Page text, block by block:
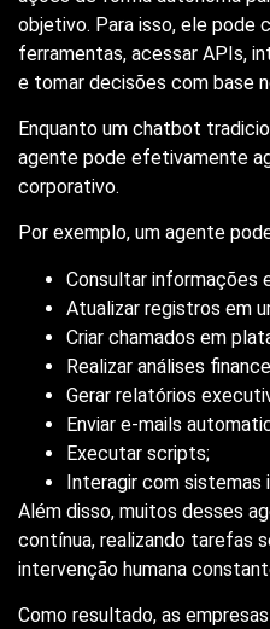
objetivo. Para isso, ele pode
ferramentas, acessar APIs,
e tomar decisões com base
Enquanto um chatbot
agente pode efetivamente
corporativo.
Por exemplo, um agente
Consultar informações
Atualizar registros em
Criar chamados em
Realizar análises
Gerar relatórios
Enviar e-mails
Executar scripts;
Interagir com sistemas
Além disso, muitos desses
contínua, realizando tarefas
intervenção humana
Como resultado, as